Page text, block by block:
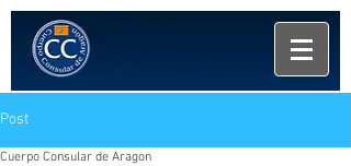
Post
Cuerpo Consular de Aragon